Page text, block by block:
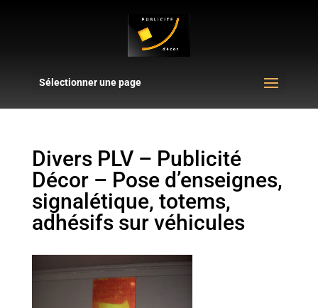
Sélectionner une page
Divers PLV – Publicité
Décor – Pose d’enseignes,
signalétique, totems,
adhésifs sur véhicules